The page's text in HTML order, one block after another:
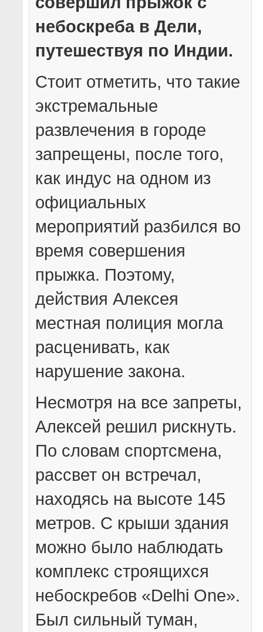
небоскреба в Дели,
путешествуя по Индии.
Стоит отметить, что такие
экстремальные
развлечения в городе
запрещены, после того,
как индус на одном из
официальных
мероприятий разбился во
время совершения
прыжка. Поэтому,
действия Алексея
местная полиция могла
расценивать, как
нарушение закона.
Несмотря на все запреты,
Алексей решил рискнуть.
По словам спортсмена,
рассвет он встречал,
находясь на высоте 145
метров. С крыши здания
можно было наблюдать
комплекс строящихся
небоскребов «Delhi One».
Был сильный туман,